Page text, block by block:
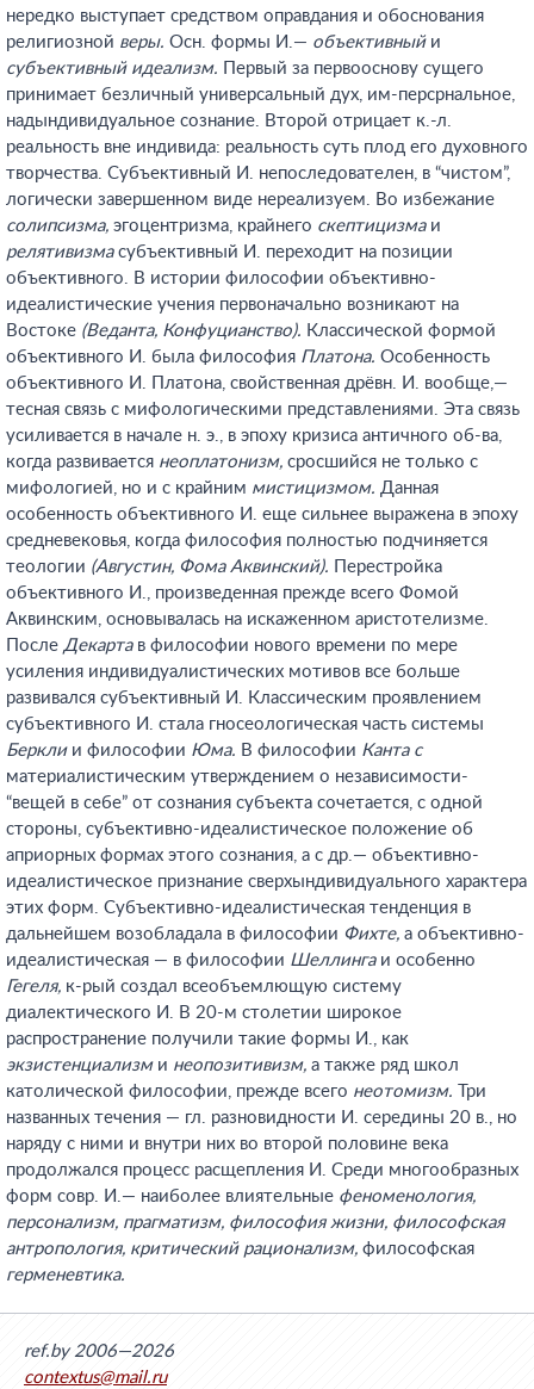
нередко выступает средством оправдания и обоснования
религиозной веры. Осн. формы И.— объективныйи
субъективный идеализм.
Первый за первооснову сущего
принимает безличный универсальный дух, им-персрнальное,
надындивидуальное сознание. Второй отрицает к.-л.
реальность вне индивида: реальность суть плод его духовного
творчества. Субъективный И. непоследователен, в “чистом”,
логически завершенном виде нереализуем. Во избежание
солипсизма, эгоцентризма, крайнего скептицизмаи
релятивизма субъективный И. переходит на позиции
объективного. В истории философии объективно-
идеалистические учения первоначально возникают на
Востоке (Веданта, Конфуцианство). Классической формой
объективного И. была философия Платона. Особенность
объективного И. Платона, свойственная дрёвн. И. вообще,—
тесная связь с мифологическими представлениями. Эта связь
усиливается в начале н. э., в эпоху кризиса античного об-ва,
когда развивается неоплатонизм, сросшийся не только с
мифологией, но и с крайним мистицизмом. Данная
особенность объективного И. еще сильнее выражена в эпоху
средневековья, когда философия полностью подчиняется
теологии (Августин, Фома Аквинский). Перестройка
объективного И., произведенная прежде всего Фомой
Аквинским, основывалась на искаженном аристотелизме.
После Декартав философии нового времени по мере
усиления индивидуалистических мотивов все больше
развивался субъективный И. Классическим проявлением
субъективного И. стала гносеологическая часть системы
Берклии философии Юма. В философии Канта с
материалистическим утверждением о независимости-
“вещей в себе” от сознания субъекта сочетается, с одной
стороны, субъективно-идеалистическое положение об
априорных формах этого сознания, а с др.— объективно-
идеалистическое признание сверхындивидуального характера
этих форм. Субъективно-идеалистическая тенденция в
дальнейшем возобладала в философии Фихте, а объективно-
идеалистическая — в философии Шеллинга и особенно
Гегеля, к-рый создал всеобъемлющую систему
диалектического И. В 20-м столетии широкое
распространение получили такие формы И., как
экзистенциализми неопозитивизм, а также ряд школ
католической философии, прежде всего неотомизм. Три
названных течения — гл. разновидности И. середины 20 в., но
наряду с ними и внутри них во второй половине века
продолжался процесс расщепления И. Среди многообразных
форм совр. И.— наиболее влиятельные феноменология,
персонализм, прагматизм, философия жизни, философская
антропология, критический рационализм, философская
герменевтика.
ref.by 2006—2026
contextus@mail.ru